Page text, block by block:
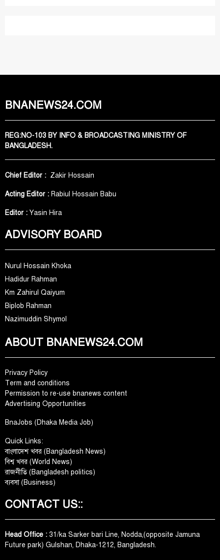
BNANEWS24.COM
REG:NO-103 BY INFO & BROADCASTING MINISTRY OF
BANGLADESH.
Chief Editor : Zakir Hossain
Acting Editor : Rabiul Hossain Babu
Editor : Yasin Hira
ADVISORY BOARD
Nurul Hossain Khoka
Hadidur Rahman
Km Zahirul Qaiyum
Biplob Rahman
Nazimuddin Shymol
ABOUT BNANEWS24.COM
Privacy Policy
Term and conditions
Permission to re-use bnanews content
Advertising Opportunities
BnaJobs (Dhaka Media Job)
Quick Links:
বাংলাদেশ খবর (Bangladesh News)
বিশ্ব খবর (World News)
রাজনীতি (Bangladesh politics)
ব্যবসা (Business)
CONTACT US::
Head Office : 31/ka Sarker bari Line, Nodda,(opposite Jamuna
Future park) Gulshan, Dhaka-1212, Bangladesh.